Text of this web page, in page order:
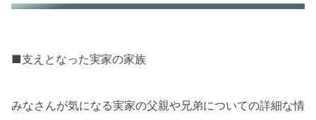
■支えとなった実家の家族
みなさんが気になる実家の父親や兄弟についての詳細な情